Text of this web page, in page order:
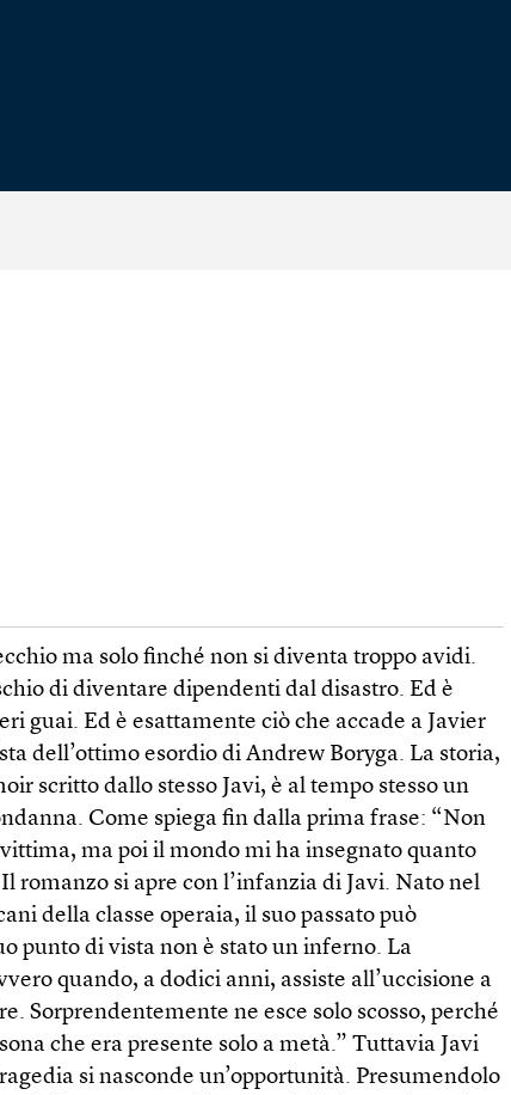
ma solo finché non si diventa troppo avidi.
di diventare dipendenti dal disastro. Ed è
guai. Ed è esattamente ciò che accade a Javier
dell’ottimo esordio di Andrew Boryga. La storia,
scritto dallo stesso Javi, è al tempo stesso un
Come spiega fin dalla prima frase: “Non
ma poi il mondo mi ha insegnato quanto
romanzo si apre con l’infanzia di Javi. Nato nel
della classe operaia, il suo passato può
punto di vista non è stato un inferno. La
quando, a dodici anni, assiste all’uccisione a
Sorprendentemente ne esce solo scosso, perché
che era presente solo a metà.” Tuttavia Javi
si nasconde un’opportunità. Presumendolo